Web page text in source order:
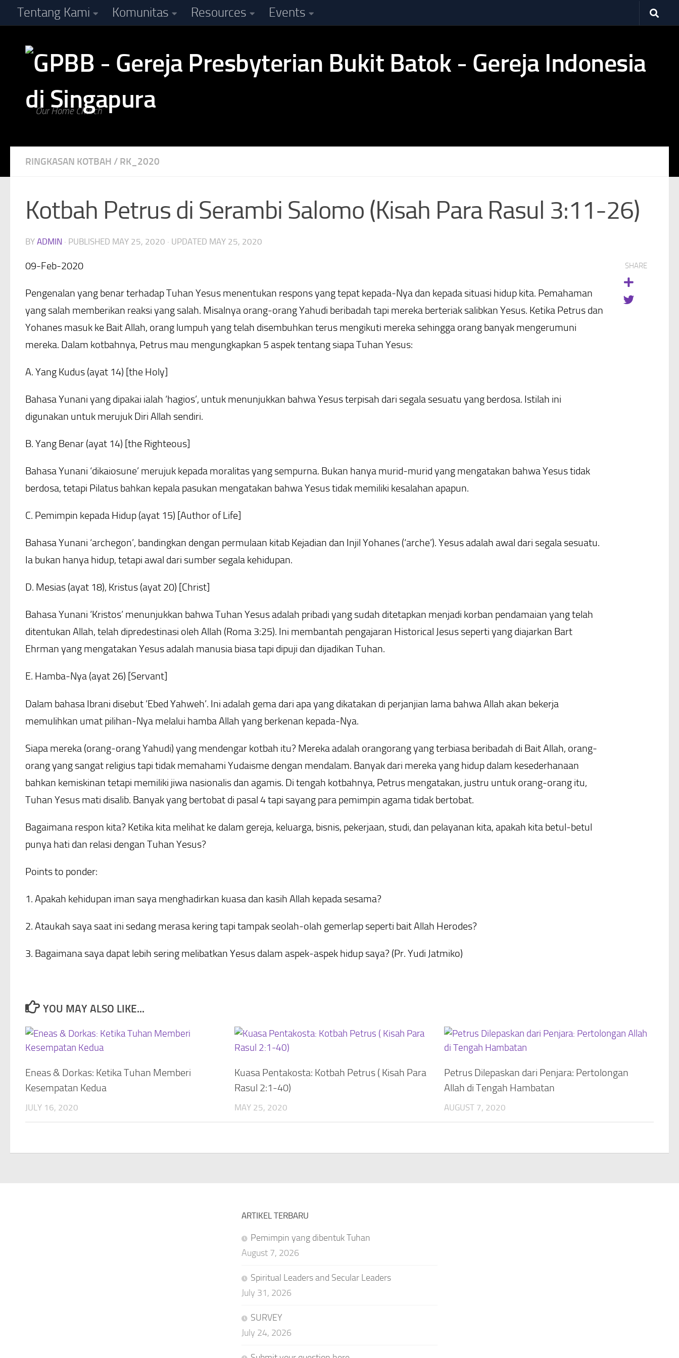
Skip to content
Tentang Kami Komunitas Resources Events
Our Home Church
RINGKASAN KOTBAH / RK_2020
Kotbah Petrus di Serambi Salomo (Kisah Para Rasul 3:11-26)
BY ADMIN · PUBLISHED MAY 25, 2020 · UPDATED MAY 25, 2020
09-Feb-2020
Pengenalan yang benar terhadap Tuhan Yesus menentukan respons yang tepat kepada-Nya dan kepada situasi hidup kita. Pemahaman
yang salah memberikan reaksi yang salah. Misalnya orang-orang Yahudi beribadah tapi mereka berteriak salibkan Yesus. Ketika Petrus dan
Yohanes masuk ke Bait Allah, orang lumpuh yang telah disembuhkan terus mengikuti mereka sehingga orang banyak mengerumuni
mereka. Dalam kotbahnya, Petrus mau mengungkapkan 5 aspek tentang siapa Tuhan Yesus:
A. Yang Kudus (ayat 14) [the Holy]
Bahasa Yunani yang dipakai ialah ‘hagios’, untuk menunjukkan bahwa Yesus terpisah dari segala sesuatu yang berdosa. Istilah ini
digunakan untuk merujuk Diri Allah sendiri.
B. Yang Benar (ayat 14) [the Righteous]
Bahasa Yunani ‘dikaiosune’ merujuk kepada moralitas yang sempurna. Bukan hanya murid-murid yang mengatakan bahwa Yesus tidak
berdosa, tetapi Pilatus bahkan kepala pasukan mengatakan bahwa Yesus tidak memiliki kesalahan apapun.
C. Pemimpin kepada Hidup (ayat 15) [Author of Life]
Bahasa Yunani ‘archegon’, bandingkan dengan permulaan kitab Kejadian dan Injil Yohanes (‘arche’). Yesus adalah awal dari segala sesuatu.
Ia bukan hanya hidup, tetapi awal dari sumber segala kehidupan.
D. Mesias (ayat 18), Kristus (ayat 20) [Christ]
Bahasa Yunani ‘Kristos’ menunjukkan bahwa Tuhan Yesus adalah pribadi yang sudah ditetapkan menjadi korban pendamaian yang telah
ditentukan Allah, telah dipredestinasi oleh Allah (Roma 3:25). Ini membantah pengajaran Historical Jesus seperti yang diajarkan Bart
Ehrman yang mengatakan Yesus adalah manusia biasa tapi dipuji dan dijadikan Tuhan.
E. Hamba-Nya (ayat 26) [Servant]
Dalam bahasa Ibrani disebut ‘Ebed Yahweh’. Ini adalah gema dari apa yang dikatakan di perjanjian lama bahwa Allah akan bekerja
memulihkan umat pilihan-Nya melalui hamba Allah yang berkenan kepada-Nya.
Siapa mereka (orang-orang Yahudi) yang mendengar kotbah itu? Mereka adalah orangorang yang terbiasa beribadah di Bait Allah, orang-
orang yang sangat religius tapi tidak memahami Yudaisme dengan mendalam. Banyak dari mereka yang hidup dalam kesederhanaan
bahkan kemiskinan tetapi memiliki jiwa nasionalis dan agamis. Di tengah kotbahnya, Petrus mengatakan, justru untuk orang-orang itu,
Tuhan Yesus mati disalib. Banyak yang bertobat di pasal 4 tapi sayang para pemimpin agama tidak bertobat.
Bagaimana respon kita? Ketika kita melihat ke dalam gereja, keluarga, bisnis, pekerjaan, studi, dan pelayanan kita, apakah kita betul-betul
punya hati dan relasi dengan Tuhan Yesus?
Points to ponder:
1. Apakah kehidupan iman saya menghadirkan kuasa dan kasih Allah kepada sesama?
2. Ataukah saya saat ini sedang merasa kering tapi tampak seolah-olah gemerlap seperti bait Allah Herodes?
3. Bagaimana saya dapat lebih sering melibatkan Yesus dalam aspek-aspek hidup saya? (Pr. Yudi Jatmiko)
SHARE
YOU MAY ALSO LIKE...
Eneas & Dorkas: Ketika Tuhan Memberi
Kesempatan Kedua
JULY 16, 2020
Kuasa Pentakosta: Kotbah Petrus ( Kisah Para
Rasul 2:1-40)
MAY 25, 2020
Petrus Dilepaskan dari Penjara: Pertolongan
Allah di Tengah Hambatan
AUGUST 7, 2020
ARTIKEL TERBARU
Pemimpin yang dibentuk Tuhan
August 7, 2026
Spiritual Leaders and Secular Leaders
July 31, 2026
SURVEY
July 24, 2026